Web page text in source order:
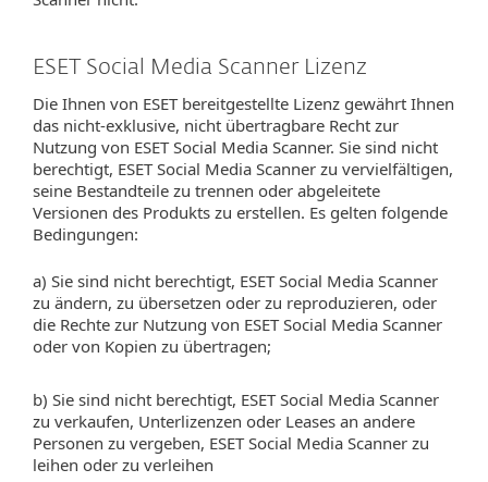
ESET Social Media Scanner Lizenz
Die Ihnen von ESET bereitgestellte Lizenz gewährt Ihnen
das nicht-exklusive, nicht übertragbare Recht zur
Nutzung von ESET Social Media Scanner. Sie sind nicht
berechtigt, ESET Social Media Scanner zu vervielfältigen,
seine Bestandteile zu trennen oder abgeleitete
Versionen des Produkts zu erstellen. Es gelten folgende
Bedingungen:
a) Sie sind nicht berechtigt, ESET Social Media Scanner
zu ändern, zu übersetzen oder zu reproduzieren, oder
die Rechte zur Nutzung von ESET Social Media Scanner
oder von Kopien zu übertragen;
b) Sie sind nicht berechtigt, ESET Social Media Scanner
zu verkaufen, Unterlizenzen oder Leases an andere
Personen zu vergeben, ESET Social Media Scanner zu
leihen oder zu verleihen